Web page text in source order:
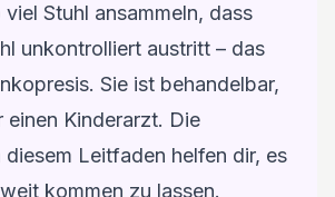
Stuhl ansammeln, dass
unkontrolliert austritt – das
Sie ist behandelbar,
einen Kinderarzt. Die
diesem Leitfaden helfen dir, es
kommen zu lassen.